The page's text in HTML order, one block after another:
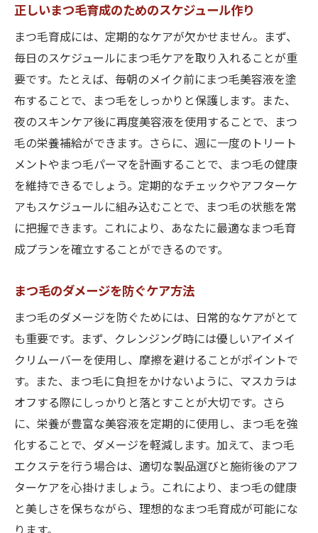
正しいまつ毛育成のためのスケジュール作り
まつ毛育成には、定期的なケアが欠かせません。まず、
毎日のスケジュールにまつ毛ケアを取り入れることが重
要です。たとえば、毎朝のメイク前にまつ毛美容液を塗
布することで、まつ毛をしっかりと保護します。また、
夜のスキンケア後に再度美容液を使用することで、まつ
毛の栄養補給ができます。さらに、週に一度のトリート
メントやまつ毛パーマを計画することで、まつ毛の健康
を維持できるでしょう。定期的なチェックやアフターケ
アもスケジュールに組み込むことで、まつ毛の状態を常
に把握できます。これにより、あなたに最適なまつ毛育
成プランを確立することができるのです。
まつ毛のダメージを防ぐケア方法
まつ毛のダメージを防ぐためには、日常的なケアがとて
も重要です。まず、クレンジング時には優しいアイメイ
クリムーバーを使用し、摩擦を避けることがポイントで
す。また、まつ毛に負担をかけないように、マスカラは
オフする際にしっかりと落とすことが大切です。さら
に、栄養が豊富な美容液を定期的に使用し、まつ毛を強
化することで、ダメージを軽減します。加えて、まつ毛
エクステを行う場合は、適切な製品選びと施術後のアフ
ターケアを心掛けましょう。これにより、まつ毛の健康
と美しさを保ちながら、理想的なまつ毛育成が可能にな